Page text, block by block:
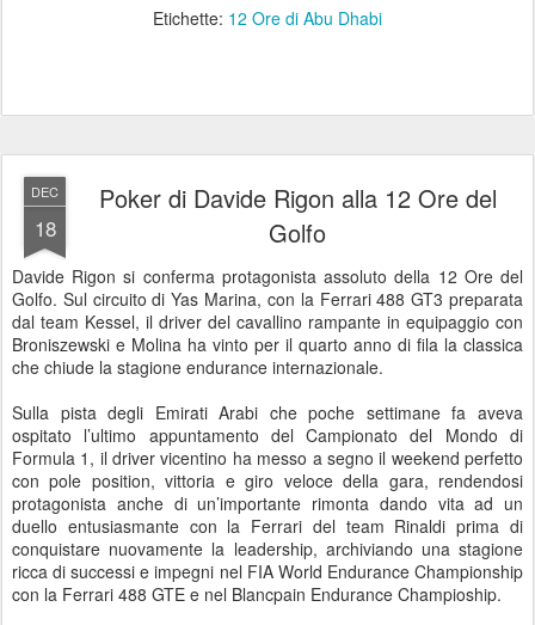
Etichette: 12 Ore di Abu Dhabi
DEC
18
Poker di Davide Rigon alla 12 Ore del
Golfo
Davide Rigon si conferma protagonista assoluto della 12 Ore del
Golfo. Sul circuito di Yas Marina, con la Ferrari 488 GT3 preparata
dal team Kessel, il driver del cavallino rampante in equipaggio con
Broniszewski e Molina ha vinto per il quarto anno di fila la classica
che chiude la stagione endurance internazionale.
Sulla pista degli Emirati Arabi che poche settimane fa aveva
ospitato l’ultimo appuntamento del Campionato del Mondo di
Formula 1, il driver vicentino ha messo a segno il weekend perfetto
con pole position, vittoria e giro veloce della gara, rendendosi
protagonista anche di un’importante rimonta dando vita ad un
duello entusiasmante con la Ferrari del team Rinaldi prima di
conquistare nuovamente la leadership, archiviando una stagione
ricca di successi e impegni nel FIA World Endurance Championship
con la Ferrari 488 GTE e nel Blancpain Endurance Champioship.